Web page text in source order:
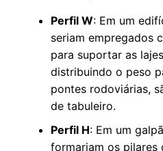
Perfil W: Em um
seriam empregados
para suportar as
distribuindo o peso
pontes rodoviárias,
de tabuleiro.
Perfil H: Em um
formariam os pilares